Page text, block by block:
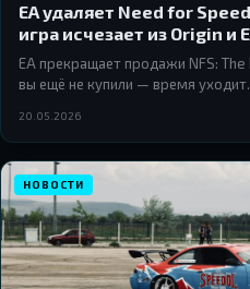
EA удаляет Need for
игра исчезает из Origin и
EA прекращает продажи NFS:
вы ещё не купили — время уходит.
20.05.2026
НОВОСТИ